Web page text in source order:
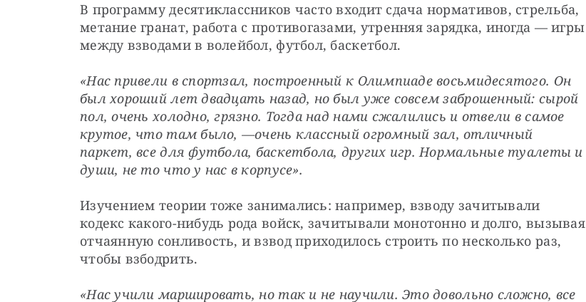
В программу десятиклассников часто входит сдача нормативов, стрельба,
метание гранат, работа с противогазами, утренняя зарядка, иногда — ​игры
между взводами в волейбол, футбол, баскетбол.
«Нас привели в спортзал, построенный к Олимпиаде восьмидесятого. Он
был хороший лет двадцать назад, но был уже совсем заброшенный: сырой
пол, очень холодно, грязно. Тогда над нами сжалились и отвели в самое
крутое, что там было, —​очень классный огромный зал, отличный
паркет, все для футбола, баскетбола, других игр. Нормальные туалеты и
души, не то что у нас в корпусе».
Изучением теории тоже занимались: например, взводу зачитывали
кодекс какого-нибудь рода войск, зачитывали монотонно и долго, вызывая
отчаянную сонливость, и взвод приходилось строить по несколько раз,
чтобы взбодрить.
«Нас учили маршировать, но так и не научили. Это довольно сложно, все